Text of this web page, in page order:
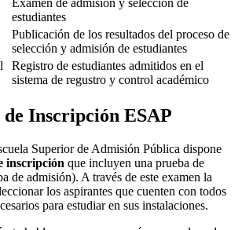
estudiantes
Publicación de los resultados del proceso de
selección y admisión de estudiantes
Registro de estudiantes admitidos en el
sistema de regustro y control académico
Inscripción ESAP
Superior de Admisión Pública dispone
inscripción que incluyen una prueba de
de admisión). A través de este examen la
los aspirantes que cuenten con todos
para estudiar en sus instalaciones.